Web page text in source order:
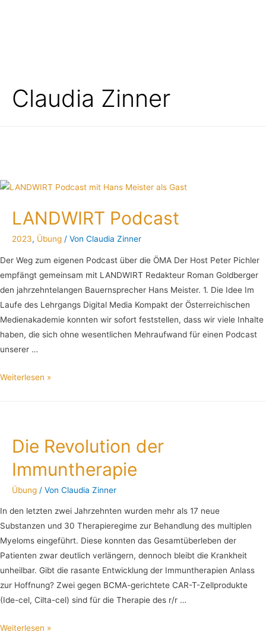
Claudia Zinner
LANDWIRT Podcast
2023, Übung / Von Claudia Zinner
Der Weg zum eigenen Podcast über die ÖMA Der Host Peter Pichler
empfängt gemeinsam mit LANDWIRT Redakteur Roman Goldberger
den jahrzehntelangen Bauernsprecher Hans Meister. 1. Die Idee Im
Laufe des Lehrgangs Digital Media Kompakt der Österreichischen
Medienakademie konnten wir sofort feststellen, dass wir viele Inhalte
haben, die sich ohne wesentlichen Mehraufwand für einen Podcast
unserer …
Weiterlesen »
Die Revolution der
Immuntherapie
Übung / Von Claudia Zinner
In den letzten zwei Jahrzehnten wurden mehr als 17 neue
Substanzen und 30 Therapieregime zur Behandlung des multiplen
Myeloms eingeführt. Diese konnten das Gesamtüberleben der
Patienten zwar deutlich verlängern, dennoch bleibt die Krankheit
unheilbar. Gibt die rasante Entwicklung der Immuntherapien Anlass
zur Hoffnung? Zwei gegen BCMA-gerichtete CAR-T-Zellprodukte
(Ide-cel, Cilta-cel) sind für die Therapie des r/r …
Weiterlesen »